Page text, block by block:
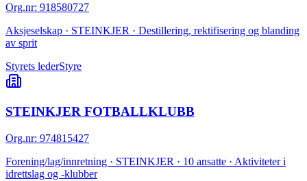
Org.nr: 918580727
Aksjeselskap · STEINKJER · Destillering, rektifisering og blanding
av sprit
Styrets lederStyre
STEINKJER FOTBALLKLUBB
Org.nr: 974815427
Forening/lag/innretning · STEINKJER · 10 ansatte · Aktiviteter i
idrettslag og -klubber